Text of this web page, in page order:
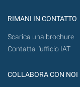
RIMANI IN CONTATTO
Scarica una brochure
Contatta l'ufficio IAT
COLLABORA CON NOI